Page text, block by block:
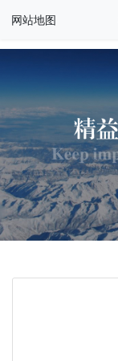
网站地图